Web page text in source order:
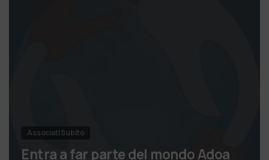
Associati Subito
Entra a far parte del mondo Adoa